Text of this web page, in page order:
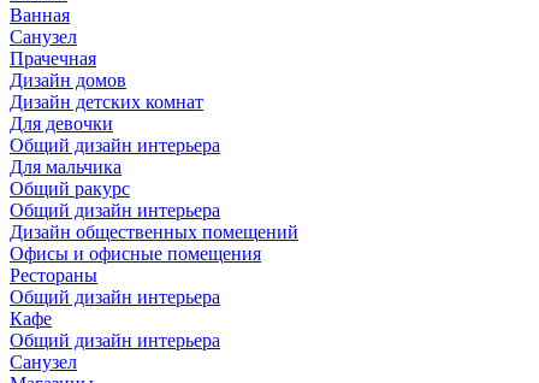
Ванная
Санузел
Прачечная
Дизайн домов
Дизайн детских комнат
Для девочки
Общий дизайн интерьера
Для мальчика
Общий ракурс
Общий дизайн интерьера
Дизайн общественных помещений
Офисы и офисные помещения
Рестораны
Общий дизайн интерьера
Кафе
Общий дизайн интерьера
Санузел